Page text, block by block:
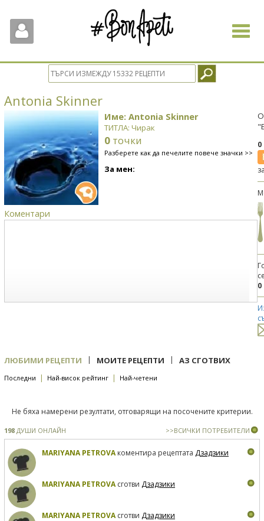
Toggle
Antonia Skinner
Име: Antonia Skinner
ТИТЛА: Чирак
0 точки
Разберете как да печелите повече значки >>
За мен:
Коментари
0
ЛЮБИМИ РЕЦЕПТИ | МОИТЕ РЕЦЕПТИ | АЗ СГОТВИХ
Последни | Най-висок рейтинг | Най-четени
Не бяха намерени резултати, отговарящи на посочените критерии.
198 ДУШИ ОНЛАЙН >>ВСИЧКИ ПОТРЕБИТЕЛИ
MARIYANA PETROVAкоментира рецептата Дзадзики
MARIYANA PETROVAсготви Дзадзики
MARIYANA PETROVAсготви Дзадзики